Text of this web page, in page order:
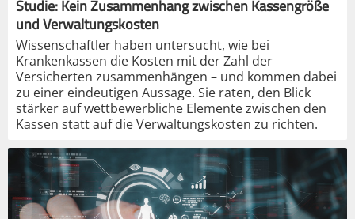
Studie: Kein Zusammenhang zwischen Kassengröße
und Verwaltungskosten
Wissenschaftler haben untersucht, wie bei
Krankenkassen die Kosten mit der Zahl der
Versicherten zusammenhängen – und kommen dabei
zu einer eindeutigen Aussage. Sie raten, den Blick
stärker auf wettbewerbliche Elemente zwischen den
Kassen statt auf die Verwaltungskosten zu richten.